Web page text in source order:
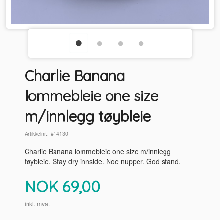
Charlie Banana
lommebleie one size
m/innlegg tøybleie
Artikkelnr.: #14130
Charlie Banana lommebleie one size m/innlegg
tøybleie. Stay dry innside. Noe nupper. God stand.
Pris
NOK 69,00
inkl. mva.